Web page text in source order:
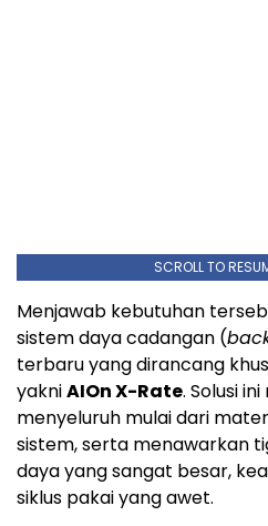
SCROLL TO
Menjawab kebutuhan
sistem daya cadangan (
terbaru yang dirancang
yakniAIOn X-Rate. Solusi
menyeluruh mulai dari
sistem, serta menawarkan
daya yang sangat besar,
siklus pakai yang awet.